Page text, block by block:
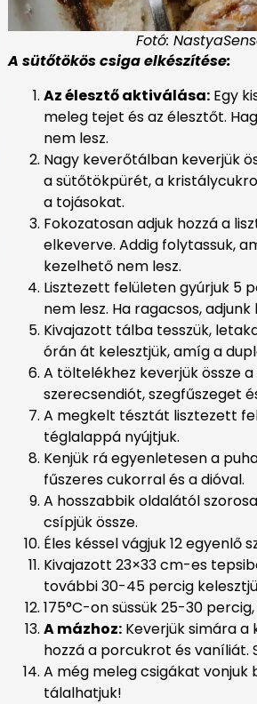
Fotó:
A sütőtökös csiga elkészítése:
Az élesztő aktiválása:Egy
meleg tejet és az élesztőt.
nem lesz.
Nagy keverőtálban keverjük
a sütőtökpürét, a
a tojásokat.
Fokozatosan adjuk hozzá a
elkeverve. Addig folytassuk,
kezelhető nem lesz.
Lisztezett felületen gyúrjuk 5
nem lesz. Ha ragacsos,
Kivajazott tálba tesszük,
órán át kelesztjük, amíg a
A töltelékhez keverjük össze
szerecsendiót, szegfűszeget
A megkelt tésztát lisztezett
téglalappá nyújtjuk.
Kenjük rá egyenletesen a
fűszeres cukorral és a dióval.
A hosszabbik oldalától
csípjük össze.
Éles késsel vágjuk 12 egyenlő
Kivajazott 23×33 cm-es
további 30-45 percig
175°C-on süssük 25-30
A mázhoz:Keverjük simára a
hozzá a porcukrot és vaníliát.
A még meleg csigákat vonjuk
tálalhatjuk!